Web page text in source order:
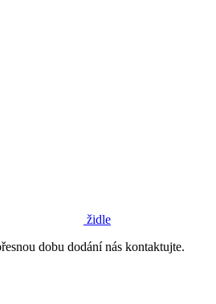
židle
dobu dodání nás kontaktujte.